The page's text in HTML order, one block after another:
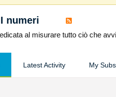
numeri
al misurare tutto ciò che
Latest Activity My